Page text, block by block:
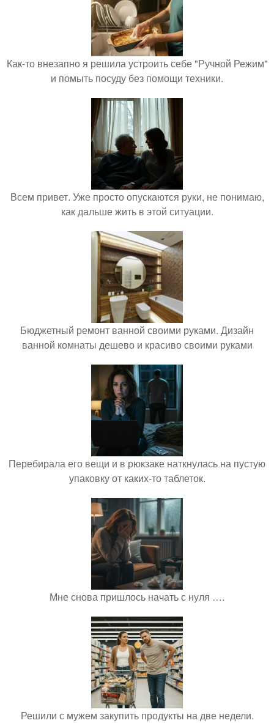
Как-то внезапно я решила устроить себе "Ручной Режим"
и помыть посуду без помощи техники.
Всем привет. Уже просто опускаются руки, не понимаю,
как дальше жить в этой ситуации.
Бюджетный ремонт ванной своими руками. Дизайн
ванной комнаты дешево и красиво своими руками
Перебирала его вещи и в рюкзаке наткнулась на пустую
упаковку от каких-то таблеток.
Мне снова пришлось начать с нуля ….
Решили с мужем закупить продукты на две недели.